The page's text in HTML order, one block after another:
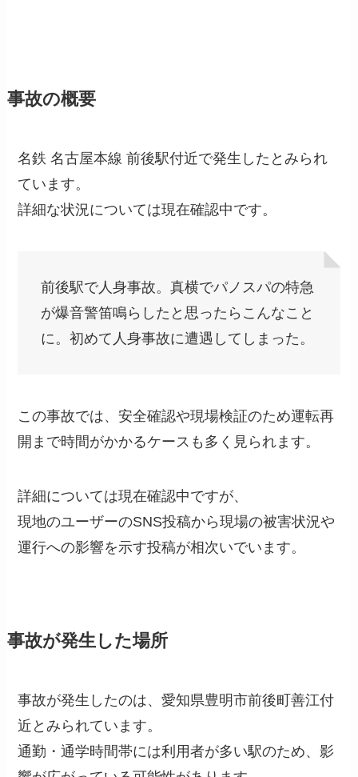
事故の概要
名鉄 名古屋本線 前後駅付近で発生したとみられ
ています。
詳細な状況については現在確認中です。
前後駅で人身事故。真横でパノスパの特急
が爆音警笛鳴らしたと思ったらこんなこと
に。初めて人身事故に遭遇してしまった。
この事故では、安全確認や現場検証のため運転再
開まで時間がかかるケースも多く見られます。
詳細については現在確認中ですが、
現地のユーザーのSNS投稿から現場の被害状況や
運行への影響を示す投稿が相次いでいます。
事故が発生した場所
事故が発生したのは、愛知県豊明市前後町善江付
近とみられています。
通勤・通学時間帯には利用者が多い駅のため、影